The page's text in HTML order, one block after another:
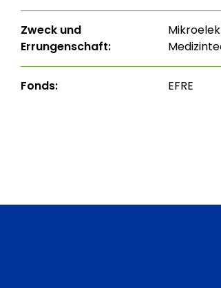
Zweck und
Errungenschaft:
Fonds: EFRE